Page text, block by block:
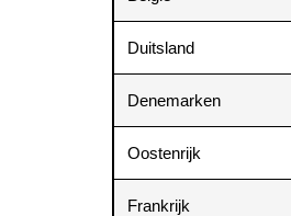
Duitsland
Denemarken
Oostenrijk
Frankrijk